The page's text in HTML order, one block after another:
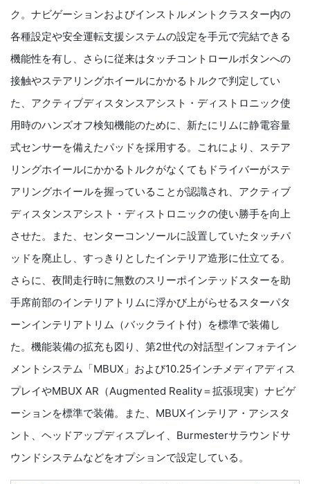
ク。ナビゲーションおよびインストルメントクラスター内の
各種設定や安全運転支援システムの設定を手元で完結できる
機能性を有し、さらに従来はタッチコントロールボタンへの
接触やステアリングホイールにかかるトルクで判定してい
た、アクティブディスタンスアシスト・ディストロニック使
用時のハンズオフ検知機能のために、新たにリムに静電容量
式センサーを備えたパッドを採用する。これにより、ステア
リングホイールにかかるトルクがなくてもドライバーがステ
アリングホイールを握っていることが認識され、アクティブ
ディスタンスアシスト・ディストロニックの使い勝手を向上
させた。また、センターコンソールに設置していたタッチパ
ッドを廃止し、すっきりとしたインテリア造形に仕立てる。
さらに、夜間走行時に無数のスリーポインテッドスターを助
手席前部のインテリアトリムに浮かび上がらせるスターパタ
ーンインテリアトリム（バックライト付）を標準で装備し
た。機能装備の拡充も図り、第2世代の対話型インフォテイン
メントシステム「MBUX」および10.25インチメディアディス
プレイやMBUX AR（Augmented Reality＝拡張現実）ナビゲ
ーションを標準で装備。また、MBUXインテリア・アシスタ
ント、ヘッドアップディスプレイ、Burmesterサラウンドサ
ウンドシステムなどをオプションで設定している。